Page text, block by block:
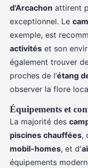
d'Arcachon attirent
exceptionnel. Le
exemple, est
activités et son
également trouver
proches de l’étang
observer la flore
Équipements et
La majorité des
piscines chauffées,
mobil-homes, et d'
équipements